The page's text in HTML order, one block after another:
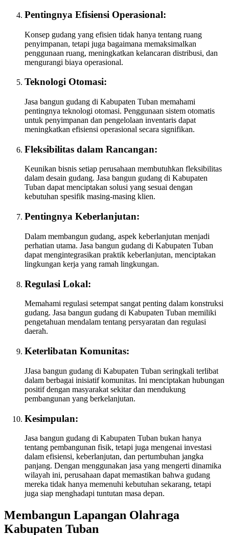
Pentingnya Efisiensi Operasional:
Konsep gudang yang efisien tidak hanya tentang ruang
penyimpanan, tetapi juga bagaimana memaksimalkan
penggunaan ruang, meningkatkan kelancaran distribusi, dan
mengurangi biaya operasional.
Teknologi Otomasi:
Jasa bangun gudang di Kabupaten Tuban memahami
pentingnya teknologi otomasi. Penggunaan sistem otomatis
untuk penyimpanan dan pengelolaan inventaris dapat
meningkatkan efisiensi operasional secara signifikan.
Fleksibilitas dalam Rancangan:
Keunikan bisnis setiap perusahaan membutuhkan fleksibilitas
dalam desain gudang. Jasa bangun gudang di Kabupaten
Tuban dapat menciptakan solusi yang sesuai dengan
kebutuhan spesifik masing-masing klien.
Pentingnya Keberlanjutan:
Dalam membangun gudang, aspek keberlanjutan menjadi
perhatian utama. Jasa bangun gudang di Kabupaten Tuban
dapat mengintegrasikan praktik keberlanjutan, menciptakan
lingkungan kerja yang ramah lingkungan.
Regulasi Lokal:
Memahami regulasi setempat sangat penting dalam konstruksi
gudang. Jasa bangun gudang di Kabupaten Tuban memiliki
pengetahuan mendalam tentang persyaratan dan regulasi
daerah.
Keterlibatan Komunitas:
JJasa bangun gudang di Kabupaten Tuban seringkali terlibat
dalam berbagai inisiatif komunitas. Ini menciptakan hubungan
positif dengan masyarakat sekitar dan mendukung
pembangunan yang berkelanjutan.
Kesimpulan:
Jasa bangun gudang di Kabupaten Tuban bukan hanya
tentang pembangunan fisik, tetapi juga mengenai investasi
dalam efisiensi, keberlanjutan, dan pertumbuhan jangka
panjang. Dengan menggunakan jasa yang mengerti dinamika
wilayah ini, perusahaan dapat memastikan bahwa gudang
mereka tidak hanya memenuhi kebutuhan sekarang, tetapi
juga siap menghadapi tuntutan masa depan.
Membangun Lapangan Olahraga
Kabupaten Tuban